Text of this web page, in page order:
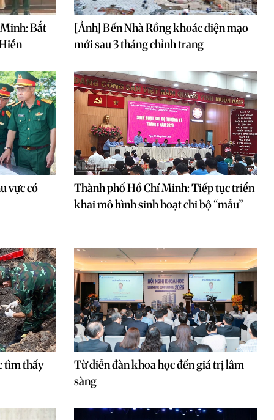
Bắt
[Ảnh] Bến Nhà Rồng khoác diện mạo
mới sau 3 tháng chỉnh trang
vực có
Thành phố Hồ Chí Minh: Tiếp tục triển
khai mô hình sinh hoạt chi bộ “mẫu”
tìm thấy
Từ diễn đàn khoa học đến giá trị lâm
sàng